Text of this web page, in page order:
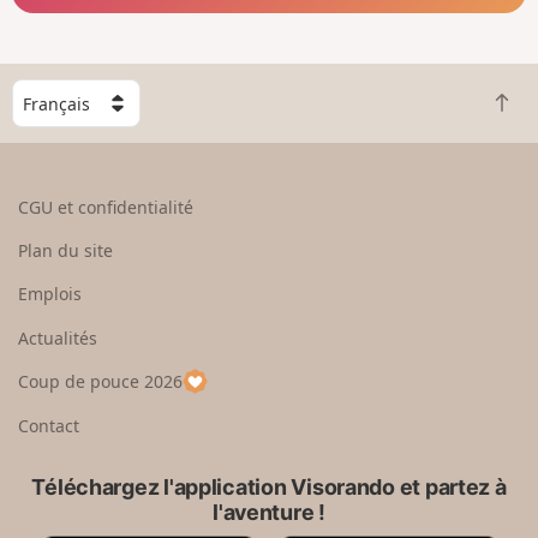
C
h
o
e
u
p
a
R
e
CGU et confidentialité
Plan du site
Emplois
Actualités
Coup de pouce 2026
Contact
Téléchargez l'application Visorando et partez à
l'aventure !